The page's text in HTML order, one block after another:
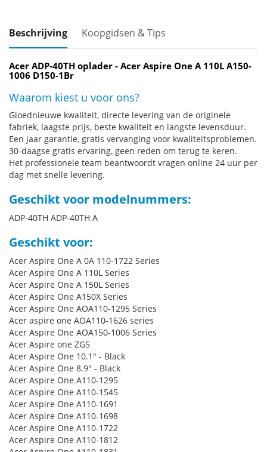
Beschrijving Koopgidsen & Tips
Acer ADP-40TH oplader - Acer Aspire One A 110L A150-
1006 D150-1Br
Waarom kiest u voor ons?
Gloednieuwe kwaliteit, directe levering van de originele
fabriek, laagste prijs, beste kwaliteit en langste levensduur.
Een jaar garantie, gratis vervanging voor kwaliteitsproblemen.
30-daagse gratis ervaring, geen reden om terug te keren.
Het professionele team beantwoordt vragen online 24 uur per
dag met snelle levering.
Geschikt voor modelnummers:
ADP-40TH ADP-40TH A
Geschikt voor:
Acer Aspire One A 0A 110-1722 Series
Acer Aspire One A 110L Series
Acer Aspire One A 150L Series
Acer Aspire One A150X Series
Acer Aspire One AOA110-1295 Series
Acer aspire one AOA110-1626 series
Acer Aspire One AOA150-1006 Series
Acer Aspire one ZG5
Acer Aspire One 10.1" - Black
Acer Aspire One 8.9" - Black
Acer Aspire One A110-1295
Acer Aspire One A110-1545
Acer Aspire One A110-1691
Acer Aspire One A110-1698
Acer Aspire One A110-1722
Acer Aspire One A110-1812